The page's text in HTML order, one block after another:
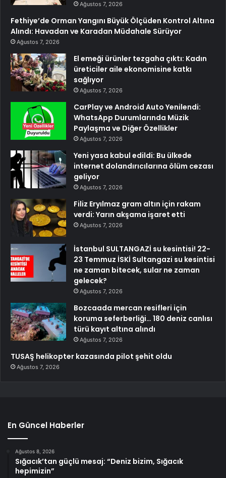
Ağustos 7, 2026
Fethiye’de Orman Yangını Büyük Ölçüden Kontrol Altına
Alındı: Havadan ve Karadan Müdahale Sürüyor
Ağustos 7, 2026
El emeği ürünler tezgaha çıktı: Kadın
üreticiler aile ekonomisine katkı
sağlıyor
Ağustos 7, 2026
CarPlay ve Android Auto Yenilendi:
WhatsApp Durumlarında Müzik
Paylaşma ve Diğer Özellikler
Ağustos 7, 2026
Yeni yasa kabul edildi: Bu ülkede
internet dolandırıcılarına ölüm cezası
geliyor
Ağustos 7, 2026
Filiz Eryılmaz gram altın için rakam
verdi: Yarın akşama işaret etti
Ağustos 7, 2026
İstanbul SULTANGAZİ su kesintisi! 22-
23 Temmuz İSKİ Sultangazi su kesintisi
ne zaman bitecek, sular ne zaman
gelecek?
Ağustos 7, 2026
Bozcaada mercan resifleri için
koruma seferberliği… 180 deniz canlısı
türü kayıt altına alındı
Ağustos 7, 2026
TUSAŞ helikopter kazasında pilot şehit oldu
Ağustos 7, 2026
En Güncel Haberler
Ağustos 8, 2026
Sığacık’tan güçlü mesaj: “Deniz bizim, Sığacık
hepimizin”